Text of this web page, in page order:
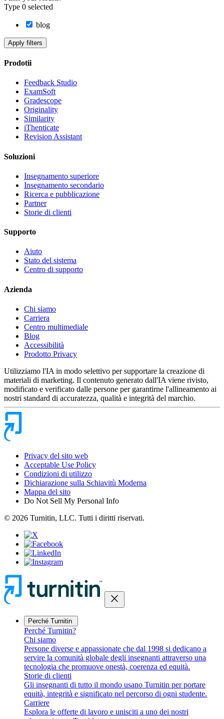
Type 0 selected
blog
Apply filters
Prodotii
Feedback Studio
ExamSoft
Gradescope
Originality
Similarity
iThenticate
Revision Assistant
Soluzioni
Insegnamento superiore
Insegnamento secondario
Ricerca e pubblicazione
Partner
Storie di clienti
Supporto
Aiuto
Stato del sistema
Centro di supporto
Azienda
Chi siamo
Carriera
Centro multimediale
Blog
Accessibilità
Prodotto Privacy
Utilizziamo l'IA in modo selettivo per supportare la creazione di
materiali di marketing. Il contenuto generato dall'IA viene rivisto,
modificato e verificato dalle persone per garantirne l'allineamento ai
nostri standard di accuratezza, qualità e integrità del marchio.
Privacy del sito web
Acceptable Use Policy
Condizioni di utilizzo
Dichiarazione sulla Schiavitù Moderna
Mappa del sito
Do Not Sell My Personal Info
© 2026 Turnitin, LLC. Tutti i diritti riservati.
close
Perché Turnitin
Perché Turnitin?
Chi siamo
Persone diverse e appassionate che dal 1998 si dedicano a
servire la comunità globale degli insegnanti attraverso una
tecnologia che promuove onestà, coerenza ed equità.
Storie di clienti
Gli insegnanti di tutto il mondo usano Turnitin per portare
equità, integrità e significato nel percorso di ogni studente.
Carriere
Esplora le offerte di lavoro e unisciti a uno dei nostri